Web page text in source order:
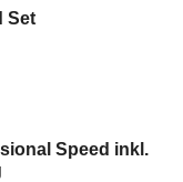
Set
Speed inkl.